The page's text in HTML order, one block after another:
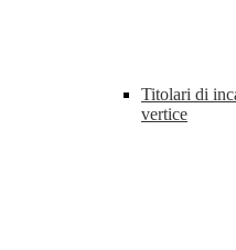
Titolari di
vertice